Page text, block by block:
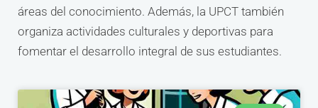
áreas del conocimiento. Además, la UPCT también
organiza actividades culturales y deportivas para
fomentar el desarrollo integral de sus estudiantes.